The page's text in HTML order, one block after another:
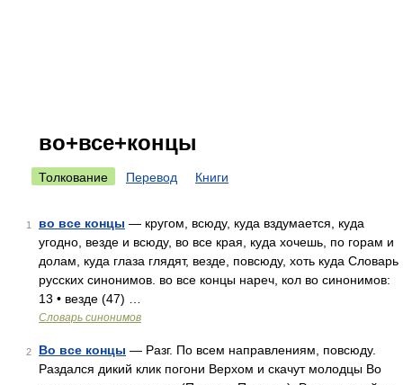
во+все+концы
Толкование Перевод Книги
1 во все концы — кругом, всюду, куда вздумается, куда
угодно, везде и всюду, во все края, куда хочешь, по горам и
долам, куда глаза глядят, везде, повсюду, хоть куда Словарь
русских синонимов. во все концы нареч, кол во синонимов:
13 • везде (47) …
Словарь синонимов
2 Во все концы — Разг. По всем направлениям, повсюду.
Раздался дикий клик погони Верхом и скачут молодцы Во